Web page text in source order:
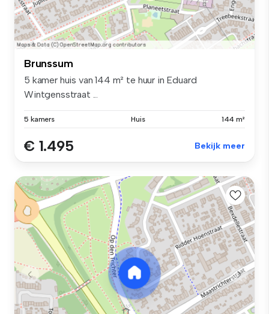
Brunssum
5 kamer huis van 144 m² te huur in Eduard
Wintgensstraat ...
5 kamers Huis 144 m²
€ 1.495 Bekijk meer